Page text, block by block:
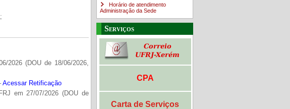
2026 (DOU de 18/06/2026,
Acessar Retificação
em 27/07/2026 (DOU de
Horário de atendimento
Administração da Sede
Serviços
CPA
Carta de Serviços